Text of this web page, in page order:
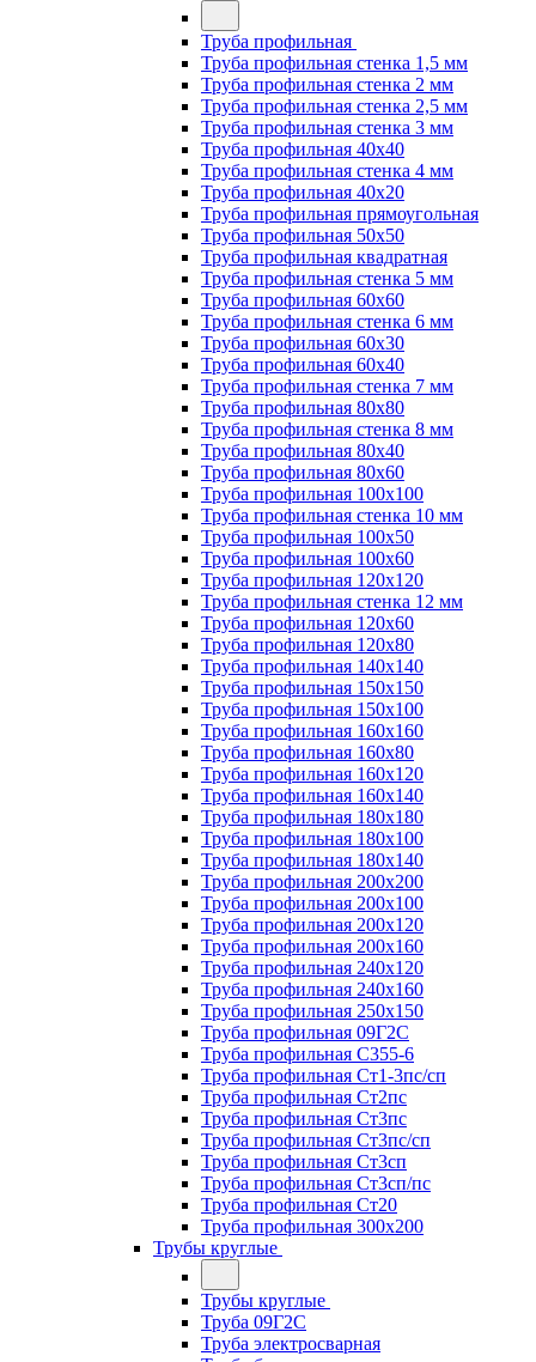
Труба профильная
Труба профильная стенка 1,5 мм
Труба профильная стенка 2 мм
Труба профильная стенка 2,5 мм
Труба профильная стенка 3 мм
Труба профильная 40х40
Труба профильная стенка 4 мм
Труба профильная 40х20
Труба профильная прямоугольная
Труба профильная 50х50
Труба профильная квадратная
Труба профильная стенка 5 мм
Труба профильная 60х60
Труба профильная стенка 6 мм
Труба профильная 60х30
Труба профильная 60х40
Труба профильная стенка 7 мм
Труба профильная 80х80
Труба профильная стенка 8 мм
Труба профильная 80х40
Труба профильная 80х60
Труба профильная 100х100
Труба профильная стенка 10 мм
Труба профильная 100х50
Труба профильная 100х60
Труба профильная 120х120
Труба профильная стенка 12 мм
Труба профильная 120х60
Труба профильная 120х80
Труба профильная 140х140
Труба профильная 150х150
Труба профильная 150х100
Труба профильная 160х160
Труба профильная 160х80
Труба профильная 160х120
Труба профильная 160х140
Труба профильная 180х180
Труба профильная 180х100
Труба профильная 180х140
Труба профильная 200х200
Труба профильная 200х100
Труба профильная 200х120
Труба профильная 200х160
Труба профильная 240х120
Труба профильная 240х160
Труба профильная 250х150
Труба профильная 09Г2С
Труба профильная С355-6
Труба профильная Ст1-3пс/сп
Труба профильная Ст2пс
Труба профильная Ст3пс
Труба профильная Ст3пс/сп
Труба профильная Ст3сп
Труба профильная Ст3сп/пс
Труба профильная Ст20
Труба профильная 300х200
Трубы круглые
Трубы круглые
Труба 09Г2С
Труба электросварная